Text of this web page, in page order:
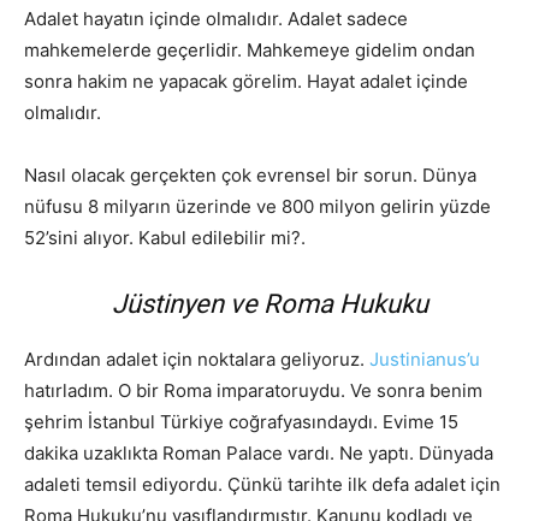
Adalet hayatın içinde olmalıdır. Adalet sadece
mahkemelerde geçerlidir. Mahkemeye gidelim ondan
sonra hakim ne yapacak görelim. Hayat adalet içinde
olmalıdır.
Nasıl olacak gerçekten çok evrensel bir sorun. Dünya
nüfusu 8 milyarın üzerinde ve 800 milyon gelirin yüzde
52’sini alıyor. Kabul edilebilir mi?.
Jüstinyen ve Roma Hukuku
Ardından adalet için noktalara geliyoruz. Justinianus’u
hatırladım. O bir Roma imparatoruydu. Ve sonra benim
şehrim İstanbul Türkiye coğrafyasındaydı. Evime 15
dakika uzaklıkta Roman Palace vardı. Ne yaptı. Dünyada
adaleti temsil ediyordu. Çünkü tarihte ilk defa adalet için
Roma Hukuku’nu vasıflandırmıştır. Kanunu kodladı ve